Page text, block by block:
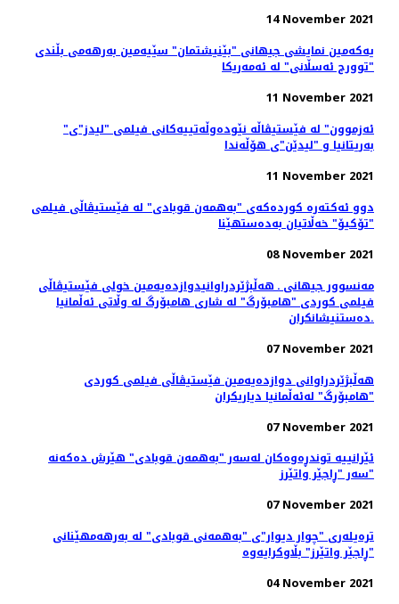
14 November 2021
یەکەمین نمایشی جیهانی "بێنیشتمان" سێیەمین بەرهەمی بڵندی
"توورج ئەسڵانی" لە ئەمەریکا
11 November 2021
"ئەزموون" لە فێستیڤاڵە نێودەوڵەتییەکانی فیلمی "لیدز"ی
بەریتانیا و "لیدێن"ی هۆڵەندا
11 November 2021
دوو ئەکتەرە کوردەکەی "بەهمەن قوبادی" لە فێستیڤاڵی فیلمی
"تۆکیۆ" خەڵاتیان بەدەستهێنا
08 November 2021
مەنسوور جیهانی ـ هه‌ڵبژێردراوانیدوازدەیەمین خولی فێستیڤاڵی
فیلمی کوردی "هامبۆرگ" لە شاری هامبۆرگ لە وڵاتی ئەڵمانیا
ده‌ستنیشانکران.
07 November 2021
هه‌ڵبژێردراوانی دوازدەیەمین فێستیڤاڵی فیلمی کوردی
"هامبۆرگ" لەئەڵمانیا دیاریکران
07 November 2021
ئێرانییە توندڕەوەکان لەسەر "بەهمەن قوبادی" هێرش دەکەنە
سەر "ڕاجێر واتێرز"
07 November 2021
ترەیلەری "چوار دیوار"ی "بەهمەنی قوبادی" لە بەرهەمهێنانی
"ڕاجێر واتێرز" بڵاوکرایەوە
04 November 2021